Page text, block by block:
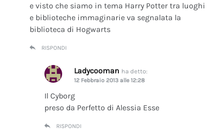
e visto che siamo in tema Harry Potter tra luoghi
e biblioteche immaginarie va segnalata la
biblioteca di Hogwarts
RISPONDI
Ladycooman ha detto:
12 Febbraio 2013 alle 12:28
Il Cyborg
preso da Perfetto di Alessia Esse
RISPONDI